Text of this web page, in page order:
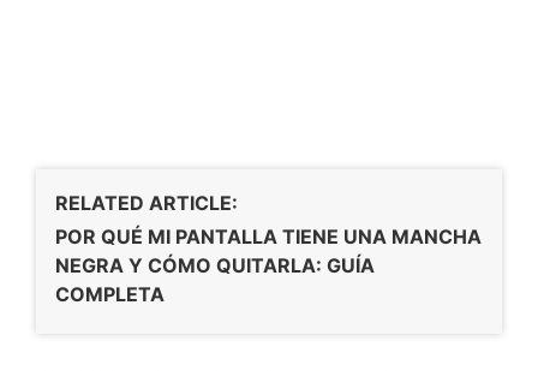
RELATED ARTICLE:
POR QUÉ MI PANTALLA TIENE UNA MANCHA
NEGRA Y CÓMO QUITARLA: GUÍA
COMPLETA